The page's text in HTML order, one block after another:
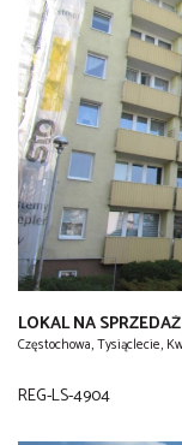
LOKAL NA SPRZEDAŻ
Częstochowa, Tysiąclecie,
REG-LS-4904